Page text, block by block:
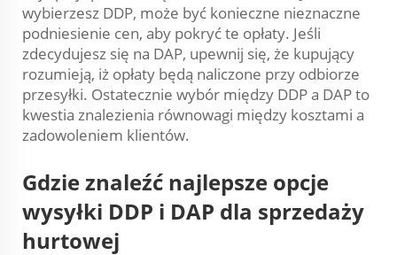
wybierzesz DDP, może być konieczne nieznaczne
podniesienie cen, aby pokryć te opłaty. Jeśli
zdecydujesz się na DAP, upewnij się, że kupujący
rozumieją, iż opłaty będą naliczone przy odbiorze
przesyłki. Ostatecznie wybór między DDP a DAP to
kwestia znalezienia równowagi między kosztami a
zadowoleniem klientów.
Gdzie znaleźć najlepsze opcje
wysyłki DDP i DAP dla sprzedaży
hurtowej